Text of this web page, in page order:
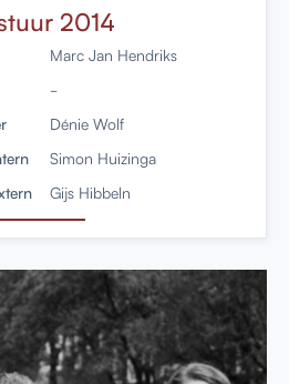
2014
Marc Jan Hendriks
-
Dénie Wolf
Simon Huizinga
Gijs Hibbeln